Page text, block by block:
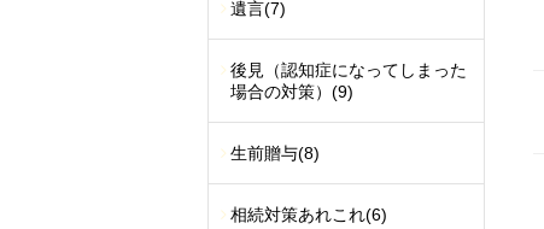
遺言(7)
後見（認知症になってしまった
場合の対策） (9)
生前贈与(8)
相続対策あれこれ(6)